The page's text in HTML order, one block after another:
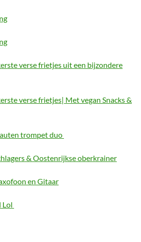
verse frietjes uit een bijzondere
verse frietjes| Met vegan Snacks &
trompet duo
& Oostenrijkse oberkrainer
en Gitaar
Lol